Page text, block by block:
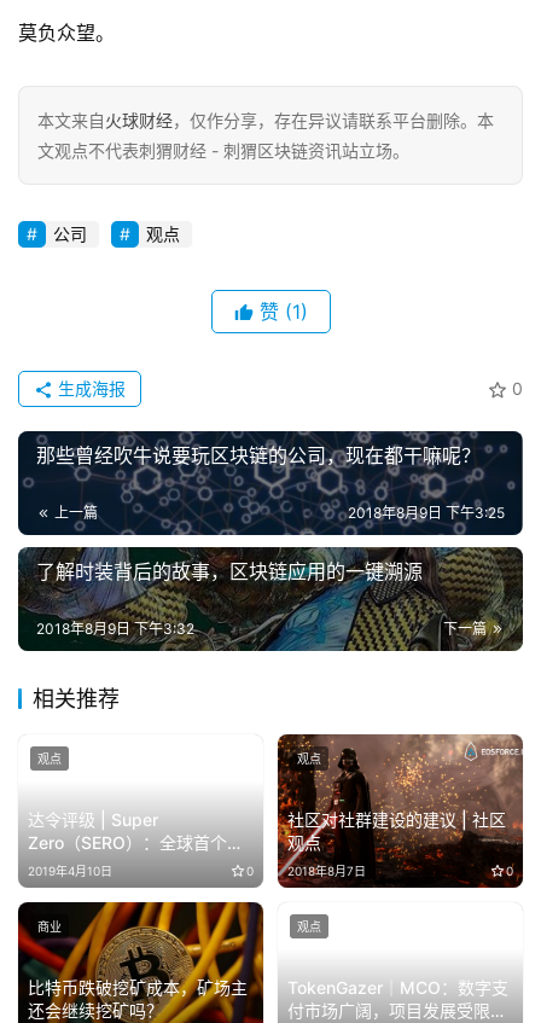
莫负众望。
本文来自火球财经，仅作分享，存在异议请联系平台删除。本
文观点不代表刺猬财经 - 刺猬区块链资讯站立场。
公司 观点
赞 (1)
0
生成海报
那些曾经吹牛说要玩区块链的公司，现在都干嘛呢？
上一篇 2018年8月9日 下午3:25
了解时装背后的故事，区块链应用的一键溯源
下一篇
2018年8月9日 下午3:32
相关推荐
达令评级 | Super
Zero（SERO）：全球首个基
于隐私保护的公链
2019年4月10日 0
观点
社区对社群建设的建议 | 社区
观点
2018年8月7日 0
观点
比特币跌破挖矿成本，矿场主
还会继续挖矿吗？
商业
TokenGazer｜MCO：数字支
付市场广阔，项目发展受限于
观点